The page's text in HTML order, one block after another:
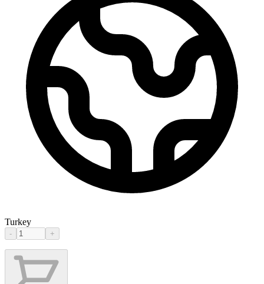
Turkey
- +